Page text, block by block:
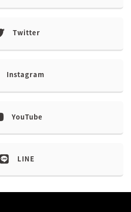
Twitter
Instagram
YouTube
LINE